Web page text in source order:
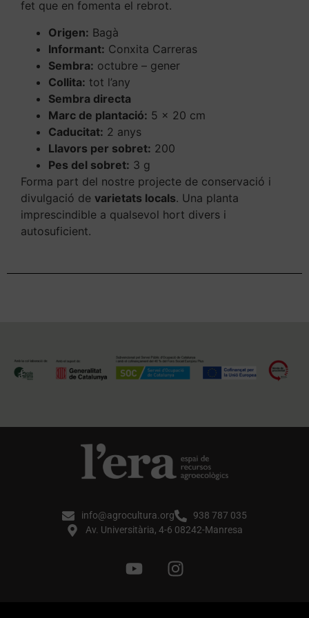
fet que en fomenta el rebrot.
Origen: Bagà
Informant: Conxita Carreras
Sembra: octubre – gener
Collita: tot l’any
Sembra directa
Marc de plantació: 5 x 20 cm
Caducitat: 2 anys
Llavors per sobret: 200
Pes del sobret: 3 g
Forma part del nostre projecte de conservació i
divulgació de varietats locals. Una planta
imprescindible a qualsevol hort divers i
autosuficient.
info@agrocultura.org
938 787 035
Av. Universitària, 4-6 08242-Manresa